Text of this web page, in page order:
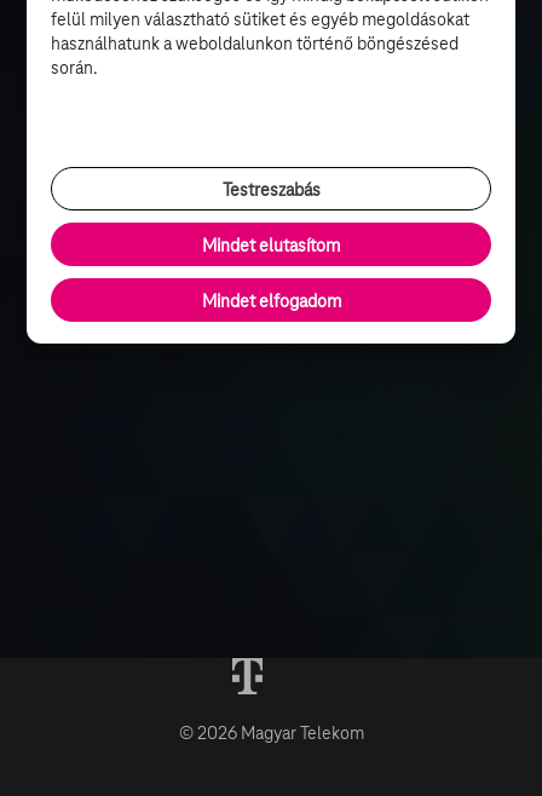
© 2026 Magyar Telekom
felül milyen választható sütiket és egyéb megoldásokat
használhatunk a weboldalunkon történő böngészésed
során.
Testreszabás
Mindet elutasítom
Mindet elfogadom